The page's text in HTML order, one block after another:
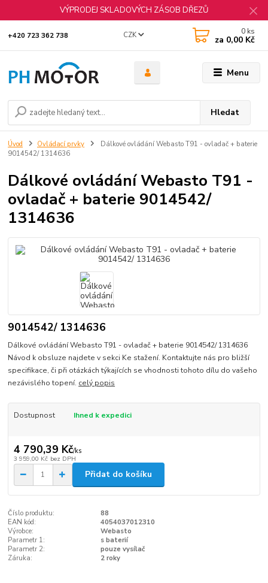
VÝPRODEJ SKLADOVÝCH ZÁSOB DŘEZŮ
Menu
CZK
Hledat
+420 723 362 738 0 ks
za 0,00 Kč
Úvod Ovládací prvky
Dálkové ovládání Webasto T91 - ovladač + baterie
9014542/ 1314636
Dálkové ovládání Webasto T91 -
ovladač + baterie 9014542/
1314636
9014542/ 1314636
Dálkové ovládání Webasto T91 - ovladač + baterie 9014542/ 1314636
Návod k obsluze najdete v sekci Ke stažení. Kontaktujte nás pro bližší
specifikace, či při otázkách týkajících se vhodnosti tohoto dílu do vašeho
nezávislého topení. celý popis
Dostupnost Ihned k expedici
4 790,39 Kč/ks
3 959,00 Kč bez DPH
Přidat do košíku
Číslo produktu:
88
EAN kód:
4054037012310
Výrobce:
Webasto
Parametr 1:
s baterií
Parametr 2:
pouze vysílač
Záruka:
2 roky